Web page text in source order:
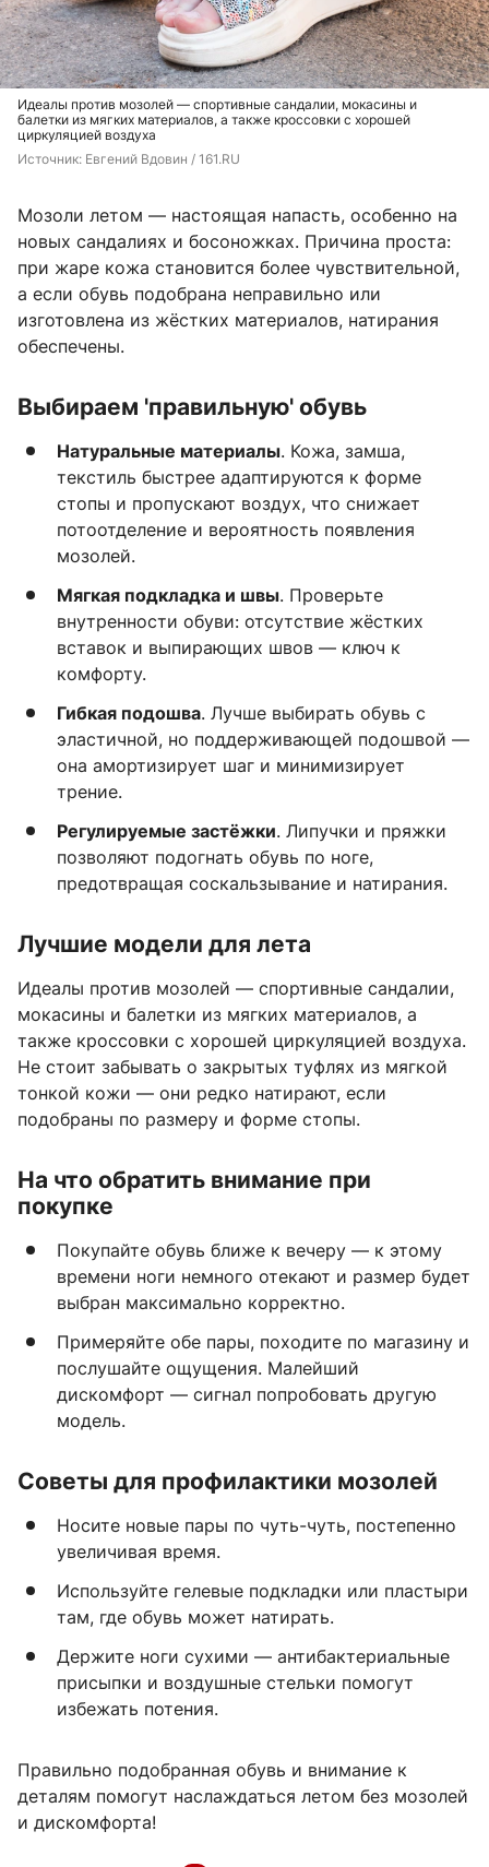
Идеалы против мозолей — спортивные сандалии, мокасины и
балетки из мягких материалов, а также кроссовки с хорошей
циркуляцией воздуха
Источник: Евгений Вдовин / 161.RU
Мозоли летом — настоящая напасть, особенно на
новых сандалиях и босоножках. Причина проста:
при жаре кожа становится более чувствительной,
а если обувь подобрана неправильно или
изготовлена из жёстких материалов, натирания
обеспечены.
Выбираем 'правильную' обувь
Натуральные материалы. Кожа, замша,
текстиль быстрее адаптируются к форме
стопы и пропускают воздух, что снижает
потоотделение и вероятность появления
мозолей.
Мягкая подкладка и швы. Проверьте
внутренности обуви: отсутствие жёстких
вставок и выпирающих швов — ключ к
комфорту.
Гибкая подошва. Лучше выбирать обувь с
эластичной, но поддерживающей подошвой —
она амортизирует шаг и минимизирует
трение.
Регулируемые застёжки. Липучки и пряжки
позволяют подогнать обувь по ноге,
предотвращая соскальзывание и натирания.
Лучшие модели для лета
Идеалы против мозолей — спортивные сандалии,
мокасины и балетки из мягких материалов, а
также кроссовки с хорошей циркуляцией воздуха.
Не стоит забывать о закрытых туфлях из мягкой
тонкой кожи — они редко натирают, если
подобраны по размеру и форме стопы.
На что обратить внимание при
покупке
Покупайте обувь ближе к вечеру — к этому
времени ноги немного отекают и размер будет
выбран максимально корректно.
Примеряйте обе пары, походите по магазину и
послушайте ощущения. Малейший
дискомфорт — сигнал попробовать другую
модель.
Советы для профилактики мозолей
Носите новые пары по чуть-чуть, постепенно
увеличивая время.
Используйте гелевые подкладки или пластыри
там, где обувь может натирать.
Держите ноги сухими — антибактериальные
присыпки и воздушные стельки помогут
избежать потения.
Правильно подобранная обувь и внимание к
деталям помогут наслаждаться летом без мозолей
и дискомфорта!